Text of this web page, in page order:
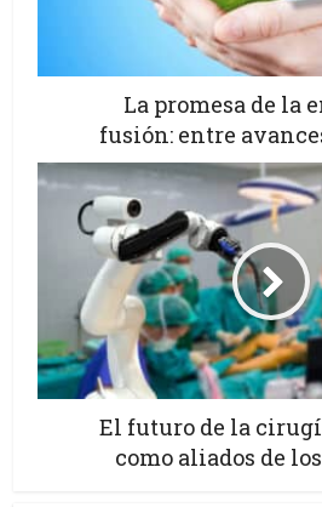
La promesa de la
fusión: entre
El futuro de la
como aliados de